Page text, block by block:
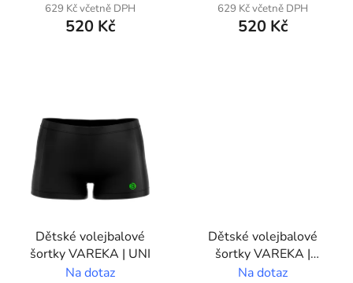
629 Kč včetně DPH
520 Kč
629 Kč včetně DPH
520 Kč
Dětské volejbalové
šortky VAREKA | UNI
Na dotaz
Dětské volejbalové
šortky VAREKA |
Vlastní potisk
Na dotaz